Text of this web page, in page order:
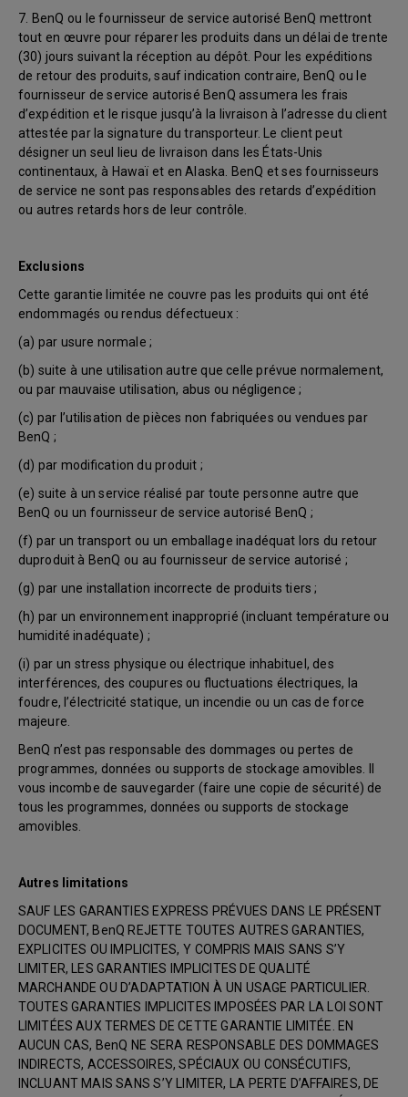
7. BenQ ou le fournisseur de service autorisé BenQ mettront
tout en œuvre pour réparer les produits dans un délai de trente
(30) jours suivant la réception au dépôt. Pour les expéditions
de retour des produits, sauf indication contraire, BenQ ou le
fournisseur de service autorisé BenQ assumera les frais
d’expédition et le risque jusqu’à la livraison à l’adresse du client
attestée par la signature du transporteur. Le client peut
désigner un seul lieu de livraison dans les États-Unis
continentaux, à Hawaï et en Alaska. BenQ et ses fournisseurs
de service ne sont pas responsables des retards d’expédition
ou autres retards hors de leur contrôle.
Exclusions
Cette garantie limitée ne couvre pas les produits qui ont été
endommagés ou rendus défectueux :
(a) par usure normale ;
(b) suite à une utilisation autre que celle prévue normalement,
ou par mauvaise utilisation, abus ou négligence ;
(c) par l’utilisation de pièces non fabriquées ou vendues par
BenQ ;
(d) par modification du produit ;
(e) suite à un service réalisé par toute personne autre que
BenQ ou un fournisseur de service autorisé BenQ ;
(f) par un transport ou un emballage inadéquat lors du retour
duproduit à BenQ ou au fournisseur de service autorisé ;
(g) par une installation incorrecte de produits tiers ;
(h) par un environnement inapproprié (incluant température ou
humidité inadéquate) ;
(i) par un stress physique ou électrique inhabituel, des
interférences, des coupures ou fluctuations électriques, la
foudre, l’électricité statique, un incendie ou un cas de force
majeure.
BenQ n’est pas responsable des dommages ou pertes de
programmes, données ou supports de stockage amovibles. Il
vous incombe de sauvegarder (faire une copie de sécurité) de
tous les programmes, données ou supports de stockage
amovibles.
Autres limitations
SAUF LES GARANTIES EXPRESS PRÉVUES DANS LE PRÉSENT
DOCUMENT, BenQ REJETTE TOUTES AUTRES GARANTIES,
EXPLICITES OU IMPLICITES, Y COMPRIS MAIS SANS S’Y
LIMITER, LES GARANTIES IMPLICITES DE QUALITÉ
MARCHANDE OU D’ADAPTATION À UN USAGE PARTICULIER.
TOUTES GARANTIES IMPLICITES IMPOSÉES PAR LA LOI SONT
LIMITÉES AUX TERMES DE CETTE GARANTIE LIMITÉE. EN
AUCUN CAS, BenQ NE SERA RESPONSABLE DES DOMMAGES
INDIRECTS, ACCESSOIRES, SPÉCIAUX OU CONSÉCUTIFS,
INCLUANT MAIS SANS S’Y LIMITER, LA PERTE D’AFFAIRES, DE